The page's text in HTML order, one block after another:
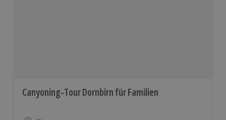
Canyoning-Tour Dornbirn für Familien